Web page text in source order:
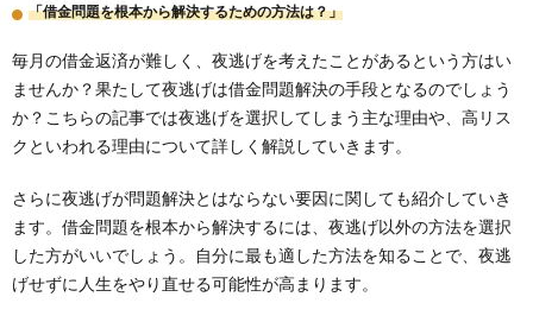
「借金問題を根本から解決するための方法は？」
毎月の借金返済が難しく、夜逃げを考えたことがあるという方はい
ませんか？果たして夜逃げは借金問題解決の手段となるのでしょう
か？こちらの記事では夜逃げを選択してしまう主な理由や、高リス
クといわれる理由について詳しく解説していきます。
さらに夜逃げが問題解決とはならない要因に関しても紹介していき
ます。借金問題を根本から解決するには、夜逃げ以外の方法を選択
した方がいいでしょう。自分に最も適した方法を知ることで、夜逃
げせずに人生をやり直せる可能性が高まります。